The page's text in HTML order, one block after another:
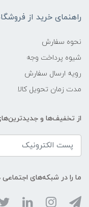
راهنمای خرید از
نحوه سفارش
شیوه پرداخت وجه
رویه ارسال سفارش
مدت زمان تحویل کالا
از تخفیف‌ها و
ما را در شبکه‌های اجتماعی